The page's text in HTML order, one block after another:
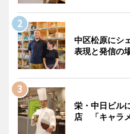
中区松原にシ
表現と発信の
栄・中日ビル
店 「キャラ